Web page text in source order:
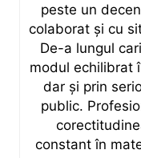
peste un
colaborat și cu
De-a lungul
modul echilibrat
dar și prin
public.
constant în